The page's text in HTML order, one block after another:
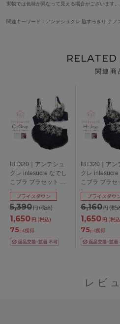
実物では色味が異なって見える場合がございます。
関連キーワード：アンテシュクレ 脇すっきり ナノ
RELATED
関連商
IBT320｜アンテシュ
クレ intesucre なでし
こブラ ブラセット 全3
色 C-G/65-75
5,390円(税込)
プライスダウン
1,650円 (税込)
75pt獲得
IBT320｜アン
クレ intesucre
こブラ ブラセ
色 H-J/65-85
6,160円(税
プライスダウ
1,650円 (税
75pt獲得
レビ